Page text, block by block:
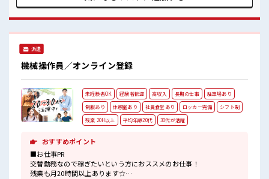
りできるスペース完備！ 鍵なしだけどお弁当など入れる個人
多めでがっちり高収入を目指せます！
派遣
機械操作員／オンライン登録
未経験者OK 経験者歓迎 高収入 長期の仕事
駐車場あり
制服あり
休憩室あり 社員食堂あり ロッカー完備
シフト制
残業 20H以上
平均年齢20代 30代が活躍
おすすめポイント
■お仕事PR
交替勤務なので稼ぎたいという方におススメのお仕事！
残業も月20時間以上あります☆